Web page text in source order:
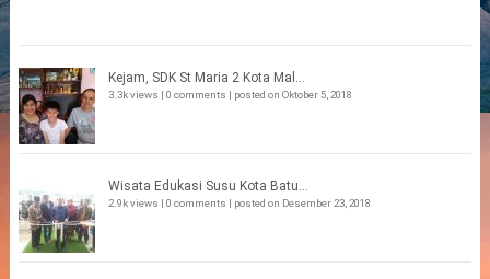
Kejam, SDK St Maria 2 Kota Mal...
3.3k views | 0 comments | posted on Oktober 5, 2018
Wisata Edukasi Susu Kota Batu...
2.9k views | 0 comments | posted on Desember 23, 2018